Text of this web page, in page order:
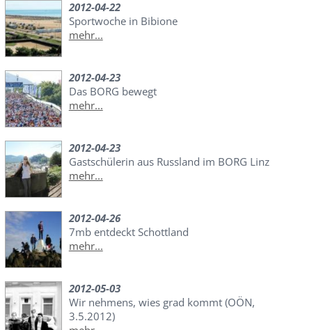
2012-04-22
Sportwoche in Bibione
mehr...
2012-04-23
Das BORG bewegt
mehr...
2012-04-23
Gastschülerin aus Russland im BORG Linz
mehr...
2012-04-26
7mb entdeckt Schottland
mehr...
2012-05-03
Wir nehmens, wies grad kommt (OÖN,
3.5.2012)